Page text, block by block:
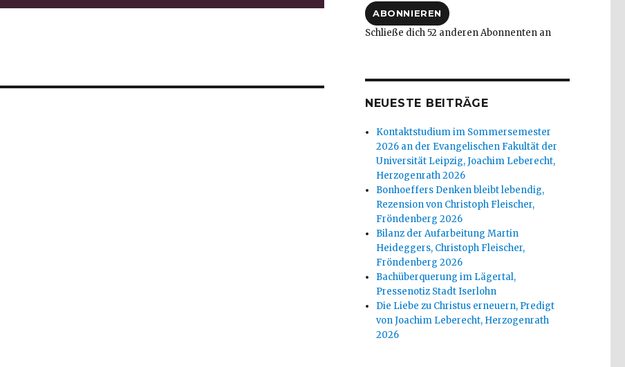
ABONNIEREN
Schließe dich 52 anderen Abonnenten an
NEUESTE BEITRÄGE
Kontaktstudium im Sommersemester
2026 an der Evangelischen Fakultät der
Universität Leipzig, Joachim Leberecht,
Herzogenrath 2026
Bonhoeffers Denken bleibt lebendig,
Rezension von Christoph Fleischer,
Fröndenberg 2026
Bilanz der Aufarbeitung Martin
Heideggers, Christoph Fleischer,
Fröndenberg 2026
Bachüberquerung im Lägertal,
Pressenotiz Stadt Iserlohn
Die Liebe zu Christus erneuern, Predigt
von Joachim Leberecht, Herzogenrath
2026